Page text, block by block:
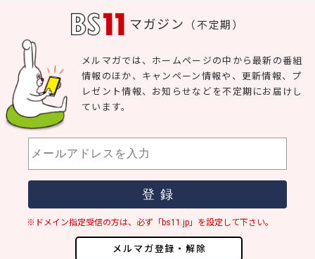
マガジン （不定期）
メルマガ登録・解除
メルマガでは、ホームページの中から最新の番組
情報のほか、キャンペーン情報や、更新情報、プ
レゼント情報、お知らせなどを不定期にお届けし
ています。
※ドメイン指定受信の方は、必ず「bs11.jp」を設定して下さい。